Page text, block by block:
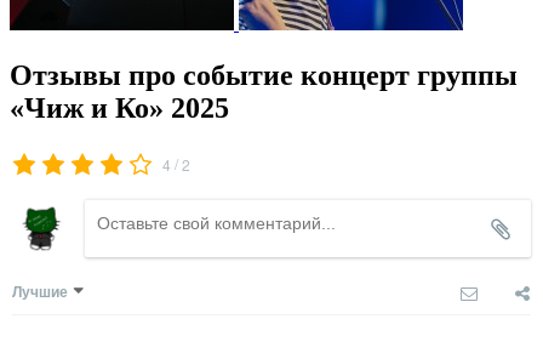
Отзывы про событие концерт группы
«Чиж и Ко» 2025
4 /2
Лучшие